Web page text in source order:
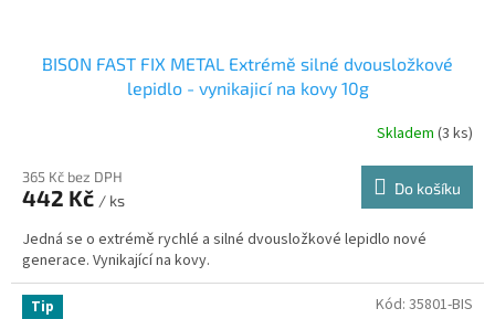
BISON FAST FIX METAL Extrémě silné dvousložkové
lepidlo - vynikajicí na kovy 10g
Skladem (3 ks)
365 Kč bez DPH
442 Kč / ks
Do košíku
Jedná se o extrémě rychlé a silné dvousložkové lepidlo nové
generace. Vynikající na kovy.
Tip Kód: 35801-BIS